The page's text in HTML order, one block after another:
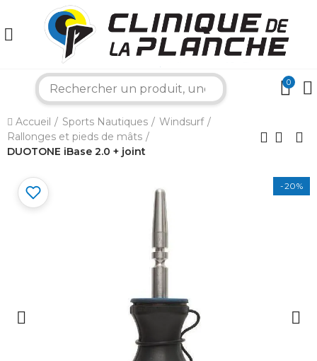
0
Accueil Sports Nautiques
Windsurf
Rallonges et pieds de mâts
DUOTONE iBase 2.0 + joint
-20%
Bonjour ! Je suis votre expert nautique.
Comment puis-je vous aider aujourd'hui ?